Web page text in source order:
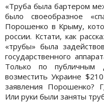
«Труба была бартером
было своеобразное
Порошенко в Крыму,
россии. Кстати, как
«трубы» была
государственного
Только по публичным
возместить Украине
заявления Порошенко?
Или руки были заняты